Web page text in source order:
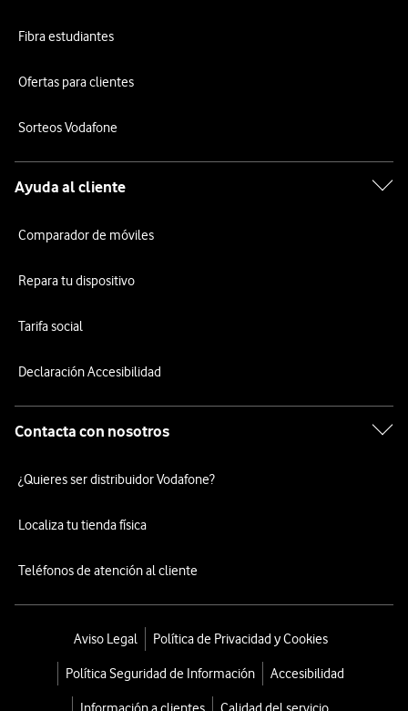
Fibra estudiantes
Ofertas para clientes
Sorteos Vodafone
Ayuda al cliente
Comparador de móviles
Repara tu dispositivo
Tarifa social
Declaración Accesibilidad
Contacta con nosotros
¿Quieres ser distribuidor Vodafone?
Localiza tu tienda física
Teléfonos de atención al cliente
Aviso Legal Política de Privacidad y Cookies
Política Seguridad de Información Accesibilidad